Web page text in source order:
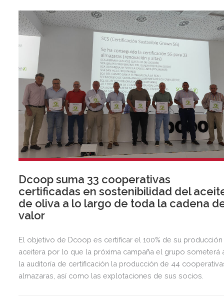
Dcoop suma 33 cooperativas
certificadas en sostenibilidad del
de oliva a lo largo de toda la cadena
valor
El objetivo de Dcoop es certificar el 100% de su producción
aceitera por lo que la próxima campaña el grupo someterá
la auditoría de certificación la producción de 44
almazaras, así como las explotaciones de sus socios.